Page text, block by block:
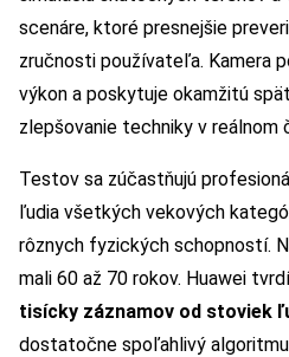
scenáre, ktoré presnejšie
zručnosti používateľa. Kamera
výkon a poskytuje okamžitú
zlepšovanie techniky v reálnom
Testov sa zúčastňujú
ľudia všetkých vekových
rôznych fyzických schopností.
mali 60 až 70 rokov. Huawei
tisícky záznamov od stoviek
dostatočne spoľahlivý